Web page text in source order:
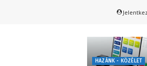
HAZÁNK - KÖZÉLET